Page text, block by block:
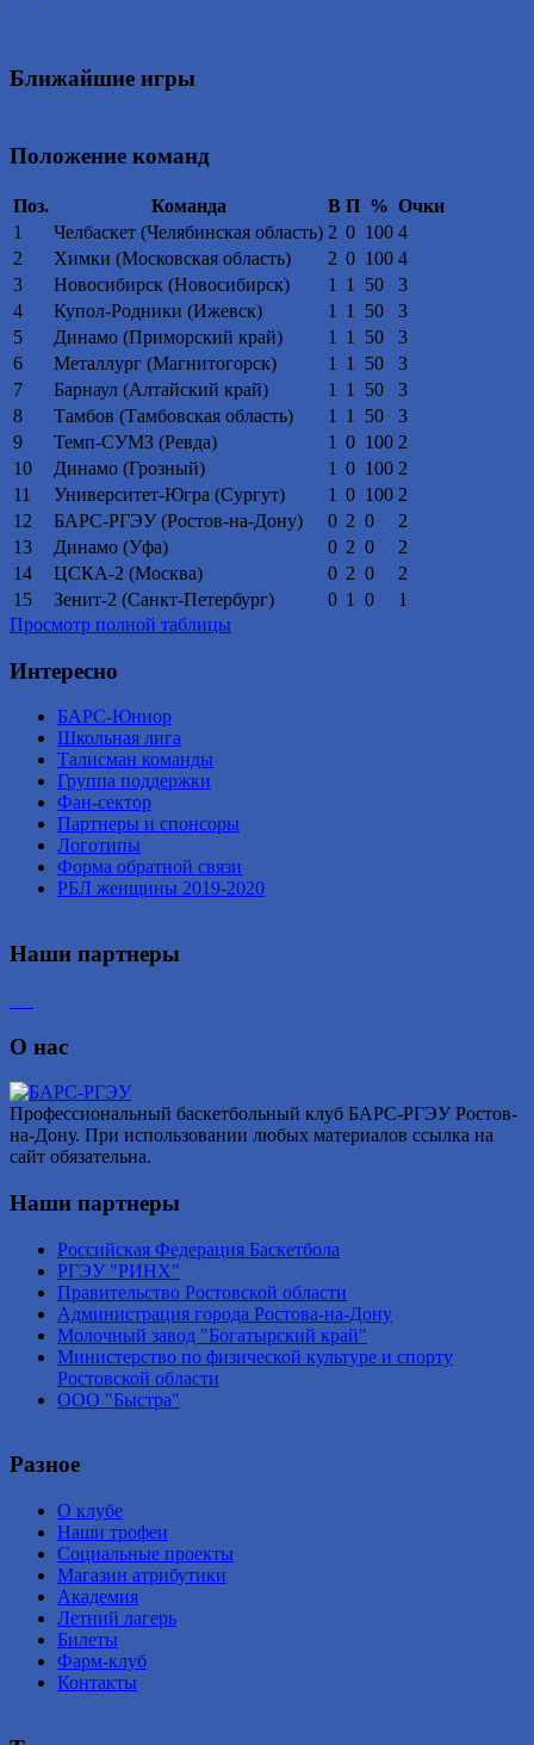
Ближайшие игры
Положение команд
Поз. Команда В П % Очки
1
Челбаскет (Челябинская область) 2 0 100 4
2
Химки (Московская область) 2 0 100 4
3
Новосибирск (Новосибирск) 1 1 50
3
4
Купол-Родники (Ижевск) 1 1 50
3
5
Динамо (Приморский край) 1 1 50
3
6
Металлург (Магнитогорск) 1 1 50
3
7
Барнаул (Алтайский край) 1 1 50
3
8
Тамбов (Тамбовская область) 1 1 50
3
9
Темп-СУМЗ (Ревда) 1 0 100 2
10
Динамо (Грозный) 1 0 100 2
11
Университет-Югра (Сургут) 1 0 100 2
12
БАРС-РГЭУ (Ростов-на-Дону) 0 2 0
2
13
Динамо (Уфа) 0 2 0
2
14
ЦСКА-2 (Москва) 0 2 0
2
15
Зенит-2 (Санкт-Петербург) 0 1 0
1
Просмотр полной таблицы
Интересно
БАРС-Юниор
Школьная лига
Талисман команды
Группа поддержки
Фан-сектор
Партнеры и спонсоры
Логотипы
Форма обратной связи
РБЛ женщины 2019-2020
Наши партнеры
О нас
Профессиональный баскетбольный клуб БАРС-РГЭУ Ростов-
на-Дону. При использовании любых материалов ссылка на
сайт обязательна.
Наши партнеры
Российская Федерация Баскетбола
РГЭУ "РИНХ"
Правительство Ростовской области
Администрация города Ростова-на-Дону
Молочный завод "Богатырский край"
Министерство по физической культуре и спорту
Ростовской области
ООО "Быстра"
Разное
О клубе
Наши трофеи
Социальные проекты
Магазин атрибутики
Академия
Летний лагерь
Билеты
Фарм-клуб
Контакты